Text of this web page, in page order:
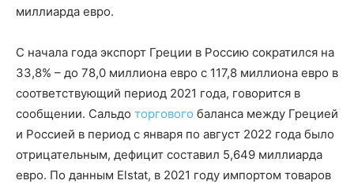
миллиарда евро.
С начала года экспорт Греции в Россию сократился на
33,8% – до 78,0 миллиона евро с 117,8 миллиона евро в
соответствующий период 2021 года, говорится в
сообщении. Сальдо торгового баланса между Грецией
и Россией в период с января по август 2022 года было
отрицательным, дефицит составил 5,649 миллиарда
евро. По данным Elstat, в 2021 году импортом товаров